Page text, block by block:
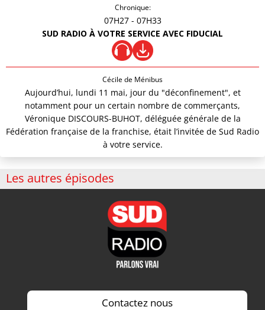
Chronique:
07H27 - 07H33
SUD RADIO À VOTRE SERVICE AVEC FIDUCIAL
Cécile de Ménibus
Aujourd’hui, lundi 11 mai, jour du "déconfinement", et
notamment pour un certain nombre de commerçants,
Véronique DISCOURS-BUHOT, déléguée générale de la
Fédération française de la franchise, était l’invitée de Sud Radio
à votre service.
Les autres épisodes
Contactez nous